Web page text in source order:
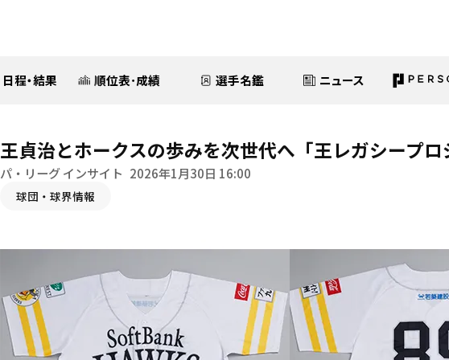
日程・結果 順位表･成績 選手名鑑 ニュース
王貞治とホークスの歩みを次世代へ「王レガシープ
パ・リーグ インサイト 2026年1月30日 16:00
球団・球界情報